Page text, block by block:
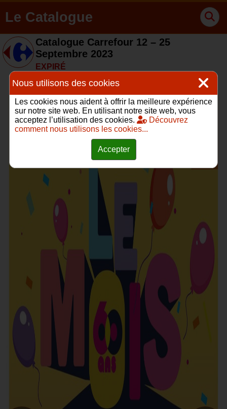
Le Catalogue
Catalogue Carrefour 12 – 25
Septembre 2023
EXPIRÉ
Nous utilisons des cookies
Les cookies nous aident à offrir la meilleure expérience
sur notre site web. En utilisant notre site web, vous
acceptez l’utilisation des cookies.
Découvrez
comment nous utilisons les cookies...
Accepter